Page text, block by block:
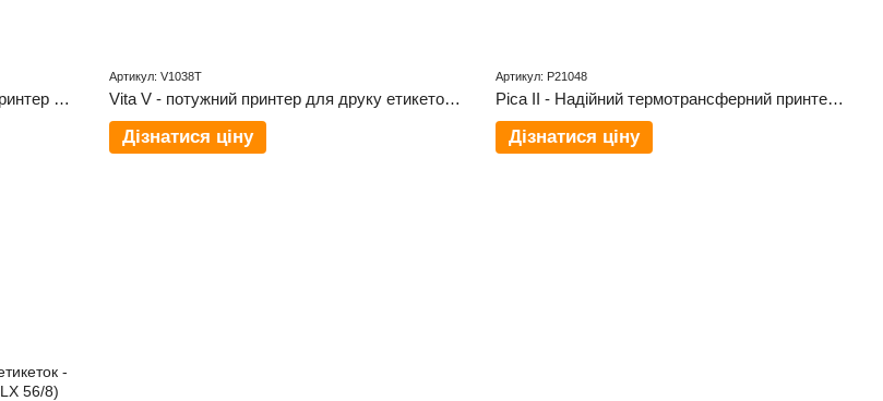
Compa V 103/8 - високошвидкісний принтер етикеток для бізнесу
Артикул: V1038T
Vita V - потужний принтер для друку етикеток від Carl Valentin (V103/8T)
Дізнатися ціну
Артикул: P21048
Pica II - Надійний термотрансферний принтер для базових завдань (104/8)
Дізнатися ціну